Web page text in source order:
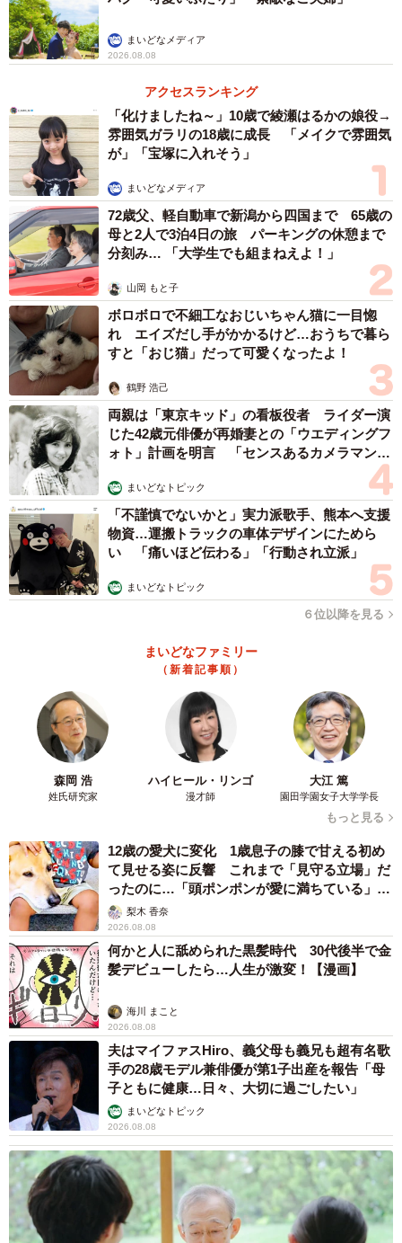
まいどなメディア
2026.08.08
アクセスランキング
「化けましたね～」10歳で綾瀬はるかの娘役→
雰囲気ガラリの18歳に成長 「メイクで雰囲気
が」「宝塚に入れそう」
まいどなメディア
72歳父、軽自動車で新潟から四国まで 65歳の
母と2人で3泊4日の旅 パーキングの休憩まで
分刻み… 「大学生でも組まねえよ！」
山岡 もと子
ボロボロで不細工なおじいちゃん猫に一目惚
れ エイズだし手がかかるけど…おうちで暮ら
すと「おじ猫」だって可愛くなったよ！
鶴野 浩己
両親は「東京キッド」の看板役者 ライダー演
じた42歳元俳優が再婚妻との「ウエディングフ
ォト」計画を明言 「センスあるカメラマン求
まいどなトピック
「不謹慎でないかと」実力派歌手、熊本へ支援
物資…運搬トラックの車体デザインにためら
い 「痛いほど伝わる」「行動され立派」
まいどなトピック
６位以降を見る
まいどなファミリー
（新着記事順）
森岡 浩
姓氏研究家
ハイヒール・リンゴ
漫才師
大江 篤
園田学園女子大学学長
もっと見る
12歳の愛犬に変化 1歳息子の膝で甘える初め
て見せる姿に反響 これまで「見守る立場」だ
ったのに…「頭ポンポンが愛に満ちている」
「尊…」
梨木 香奈
2026.08.08
何かと人に舐められた黒髪時代 30代後半で金
髪デビューしたら…人生が激変！【漫画】
海川 まこと
2026.08.08
夫はマイファスHiro、義父母も義兄も超有名歌
手の28歳モデル兼俳優が第1子出産を報告「母
子ともに健康…日々、大切に過ごしたい」
まいどなトピック
2026.08.08